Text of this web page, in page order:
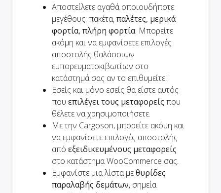
Αποστείλετε αγαθά οποιουδήποτε
μεγέθους: πακέτα,παλέτες, μερικά
φορτία, πλήρη φορτία. Μπορείτε
ακόμη και να εμφανίσετε επιλογές
αποστολής θαλάσσιων
εμπορευματοκιβωτίων στο
κατάστημά σας αν το επιθυμείτε!
Εσείς και μόνο εσείς θα είστε αυτός
που επιλέγει τους μεταφορείς που
θέλετε να χρησιμοποιήσετε.
Με την Cargoson, μπορείτε ακόμη και
να εμφανίσετε επιλογές αποστολής
από εξειδικευμένους μεταφορείς
στο κατάστημα WooCommerce σας.
Εμφανίστε μια λίστα μεθυρίδες
παραλαβής δεμάτων, σημεία